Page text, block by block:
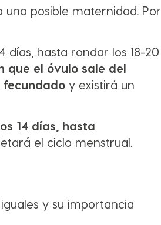
posible maternidad. Por
días, hasta rondar los 18-20
que el óvulo sale del
fecundado y existirá un
14 días, hasta
el ciclo menstrual.
y su importancia